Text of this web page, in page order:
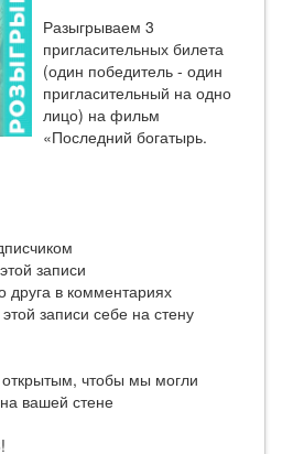
Разыгрываем 3
пригласительных билета
(один победитель - один
пригласительный на одно
лицо) на фильм
«Последний богатырь.
записи
друга в комментариях
записи себе на стену
чтобы мы могли
вашей стене